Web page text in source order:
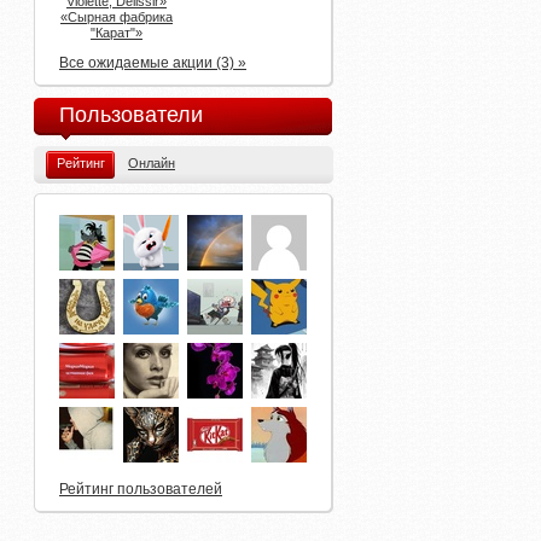
«Сырная фабрика
"Карат"»
Все ожидаемые акции (3) »
Пользователи
Рейтинг Онлайн
Рейтинг пользователей